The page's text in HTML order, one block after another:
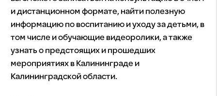
и дистанционном формате, найти полезную
информацию по воспитанию и уходу за детьми, в
том числе и обучающие видеоролики, а также
узнать о предстоящих и прошедших
мероприятиях в Калининграде и
Калининградской области.